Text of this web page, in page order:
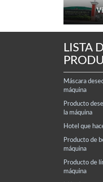
LISTA
Máscara
máquina
Producto
la máquina
Hotel que
Producto de
máquina
Producto de
máquina